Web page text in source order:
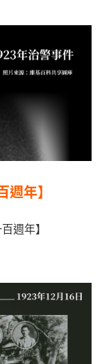
年】
週年】